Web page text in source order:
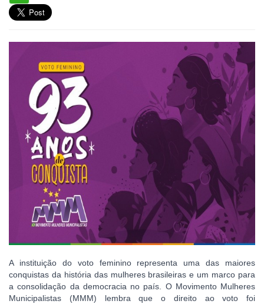
A instituição do voto feminino representa uma das maiores
conquistas da história das mulheres brasileiras e um marco para
a consolidação da democracia no país. O Movimento Mulheres
Municipalistas (MMM) lembra que o direito ao voto foi